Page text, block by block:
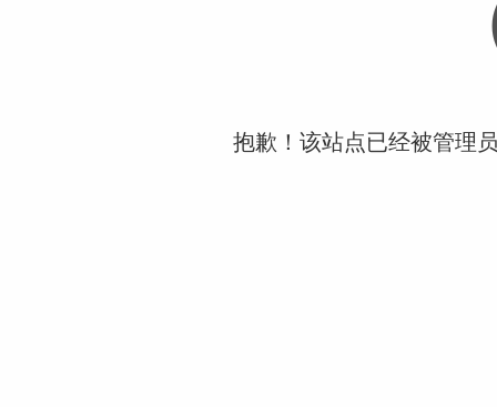
抱歉！该站点已经被管理